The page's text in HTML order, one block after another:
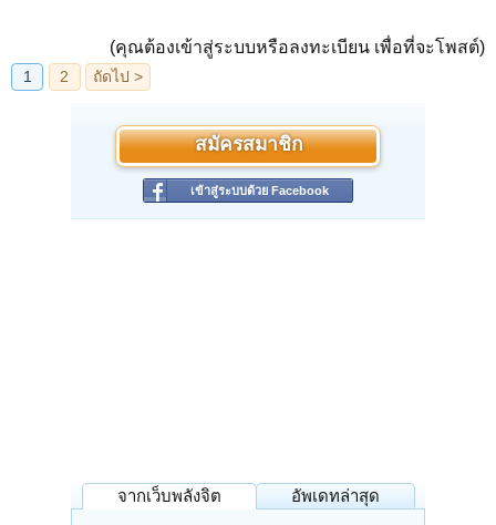
(คุณต้องเข้าสู่ระบบหรือลงทะเบียน เพื่อที่จะโพสต์)
สมัครสมาชิก
เข้าสู่ระบบด้วย Facebook
จากเว็บพลังจิต อัพเดทล่าสุด